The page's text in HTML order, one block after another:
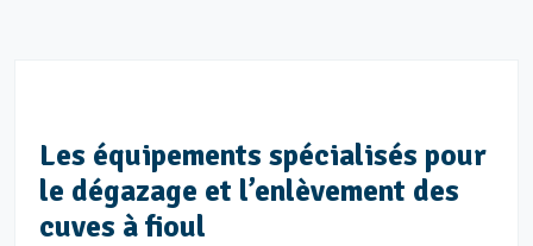
Les équipements spécialisés pour
le dégazage et l’enlèvement des
cuves à fioul